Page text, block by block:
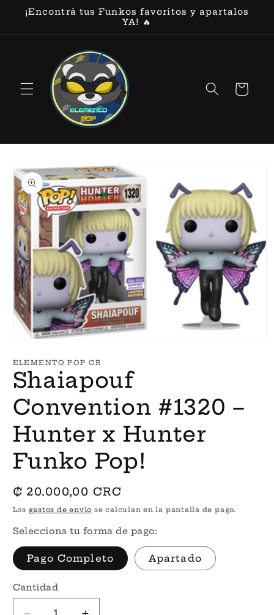
directamente
¡Encontrá tus Funkos favoritos y apartalos
YA! 🔥
Carrito
directamente
a la
información
del producto
multimedia
1
en
una
ventana
modal
ELEMENTO POP CR
Shaiapouf
Convention #1320 –
Hunter x Hunter
Funko Pop!
Precio
habitual
₡ 20.000,00 CRC
Los gastos de envío se calculan en la pantalla de pago.
Selecciona tu forma de pago:
Pago Completo Apartado
Cantidad